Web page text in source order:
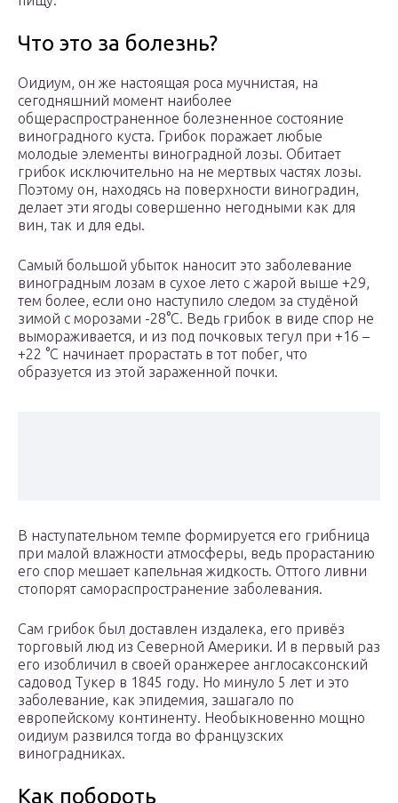
Что это за болезнь?
Оидиум, он же настоящая роса мучнистая, на
сегодняшний момент наиболее
общераспространенное болезненное состояние
виноградного куста. Грибок поражает любые
молодые элементы виноградной лозы. Обитает
грибок исключительно на не мертвых частях лозы.
Поэтому он, находясь на поверхности виноградин,
делает эти ягоды совершенно негодными как для
вин, так и для еды.
Самый большой убыток наносит это заболевание
виноградным лозам в сухое лето с жарой выше +29,
тем более, если оно наступило следом за студёной
зимой с морозами -28°С. Ведь грибок в виде спор не
вымораживается, и из под почковых тегул при +16 –
+22 °С начинает прорастать в тот побег, что
образуется из этой зараженной почки.
В наступательном темпе формируется его грибница
при малой влажности атмосферы, ведь прорастанию
его спор мешает капельная жидкость. Оттого ливни
стопорят самораспространение заболевания.
Сам грибок был доставлен издалека, его привёз
торговый люд из Северной Америки. И в первый раз
его изобличил в своей оранжерее англосаксонский
садовод Тукер в 1845 году. Но минуло 5 лет и это
заболевание, как эпидемия, зашагало по
европейскому континенту. Необыкновенно мощно
оидиум развился тогда во французских
виноградниках.
Как побороть